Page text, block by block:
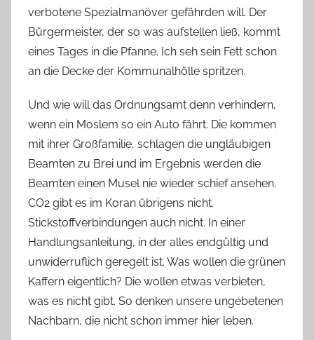
verbotene Spezialmanöver gefährden will. Der
Bürgermeister, der so was aufstellen ließ, kommt
eines Tages in die Pfanne. Ich seh sein Fett schon
an die Decke der Kommunalhölle spritzen.
Und wie will das Ordnungsamt denn verhindern,
wenn ein Moslem so ein Auto fährt. Die kommen
mit ihrer Großfamilie, schlagen die ungläubigen
Beamten zu Brei und im Ergebnis werden die
Beamten einen Musel nie wieder schief ansehen.
CO2 gibt es im Koran übrigens nicht.
Stickstoffverbindungen auch nicht. In einer
Handlungsanleitung, in der alles endgültig und
unwiderruflich geregelt ist. Was wollen die grünen
Kaffern eigentlich? Die wollen etwas verbieten,
was es nicht gibt. So denken unsere ungebetenen
Nachbarn, die nicht schon immer hier leben.